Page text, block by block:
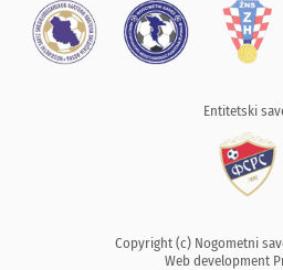
Entitetski
Copyright (c) Nogometni
Web development